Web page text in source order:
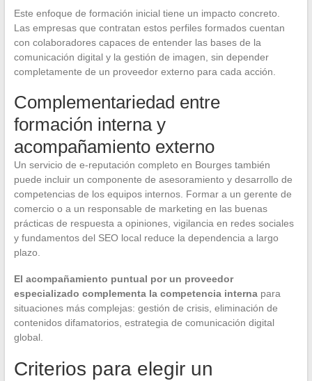
Este enfoque de formación inicial tiene un impacto concreto.
Las empresas que contratan estos perfiles formados cuentan
con colaboradores capaces de entender las bases de la
comunicación digital y la gestión de imagen, sin depender
completamente de un proveedor externo para cada acción.
Complementariedad entre
formación interna y
acompañamiento externo
Un servicio de e-reputación completo en Bourges también
puede incluir un componente de asesoramiento y desarrollo de
competencias de los equipos internos. Formar a un gerente de
comercio o a un responsable de marketing en las buenas
prácticas de respuesta a opiniones, vigilancia en redes sociales
y fundamentos del SEO local reduce la dependencia a largo
plazo.
El acompañamiento puntual por un proveedor
especializado complementa la competencia internapara
situaciones más complejas: gestión de crisis, eliminación de
contenidos difamatorios, estrategia de comunicación digital
global.
Criterios para elegir un